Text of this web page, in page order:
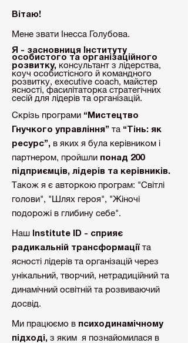
Вітаю!
Мене звати Інесса Голубова.
Я - засновниця Інституту
особистого та організаційного
розвитку, консультант з лідерства,
коуч особистісного й командного
розвитку, executive coach, майстер
ясності, фасилітаторка стратегічних
сесій для лідерів та організацій.
Скрізь програми “Мистецтво
Гнучкого управління” та “Тінь: як
ресурс”, в яких я була керівником і
партнером, пройшли понад 200
підприємців, лідерів та керівників.
Також я є авторкою програм: "Світлі
голови", "Шлях героя", "Жіночі
подорожі в глибину себе".
Наш
Institute ID - сприяє
радикальній трансформації та
ясності лідерів та організацій через
унікальний, творчий, нетрадиційний та
динамічний освітній та розвиваючий
досвід.
Ми працюємо в психодинамічному
підході, з яким я познайомилася в